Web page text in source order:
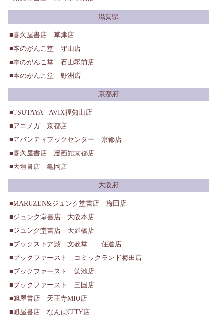
滋賀県
喜久屋書店 草津店
本のがんこ堂 守山店
本のがんこ堂 石山駅前店
本のがんこ堂 野洲店
京都府
TSUTAYA AVIX福知山店
アニメガ 京都店
アバンティブックセンター 京都店
喜久屋書店 漫画館京都店
大垣書店 亀岡店
大阪府
MARUZEN&ジュンク堂書店 梅田店
ジュンク堂書店 大阪本店
ジュンク堂書店 天満橋店
ブックストア談 文教堂 住道店
ブックファースト コミックランド梅田店
ブックファースト 蛍池店
ブックファースト 三国店
旭屋書店 天王寺MIO店
旭屋書店 なんばCITY店